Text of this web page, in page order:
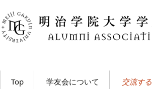
Top 学友会について 交流す